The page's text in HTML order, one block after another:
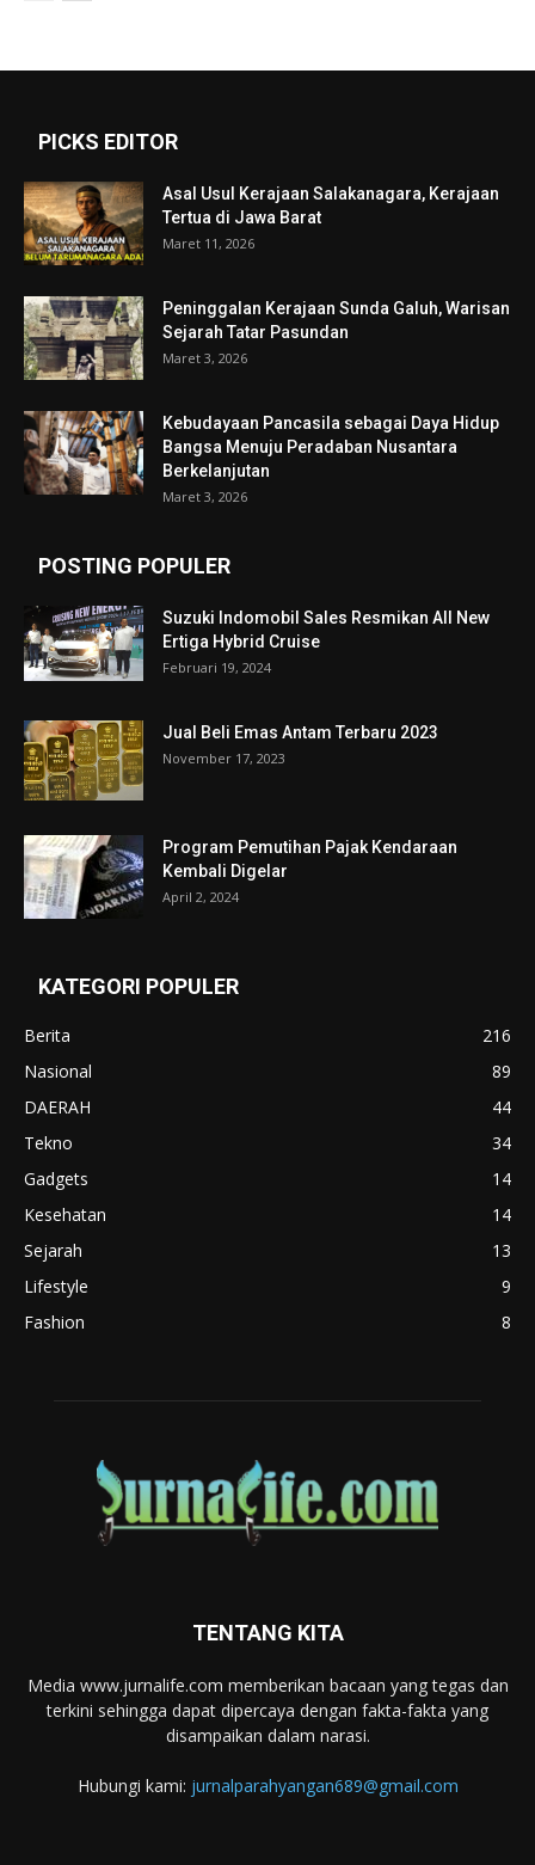
PICKS EDITOR
Asal Usul Kerajaan Salakanagara, Kerajaan
Tertua di Jawa Barat
Maret 11, 2026
Peninggalan Kerajaan Sunda Galuh, Warisan
Sejarah Tatar Pasundan
Maret 3, 2026
Kebudayaan Pancasila sebagai Daya Hidup
Bangsa Menuju Peradaban Nusantara
Berkelanjutan
Maret 3, 2026
POSTING POPULER
Suzuki Indomobil Sales Resmikan All New
Ertiga Hybrid Cruise
Februari 19, 2024
Jual Beli Emas Antam Terbaru 2023
November 17, 2023
Program Pemutihan Pajak Kendaraan
Kembali Digelar
April 2, 2024
KATEGORI POPULER
Berita
216
Nasional
89
DAERAH
44
Tekno
34
Gadgets
14
Kesehatan
14
Sejarah
13
Lifestyle
9
Fashion
8
TENTANG KITA
Media www.jurnalife.com memberikan bacaan yang tegas dan
terkini sehingga dapat dipercaya dengan fakta-fakta yang
disampaikan dalam narasi.
Hubungi kami: jurnalparahyangan689@gmail.com